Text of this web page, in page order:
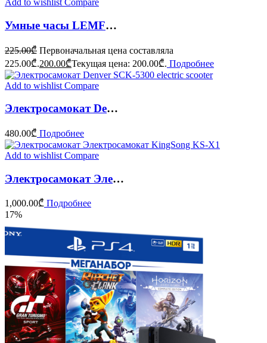
Add to wishlist Compare
Умные часы LEMFO M1 GPS smart watch
225.00₾ Первоначальная цена составляла
225.00₾.200.00₾Текущая цена: 200.00₾. Подробнее
Add to wishlist Compare
Электросамокат Denver SCK-5300 electric scooter
480.00₾ Подробнее
Add to wishlist Compare
Электросамокат Электросамокат KingSong KS-X1
1,000.00₾ Подробнее
17%